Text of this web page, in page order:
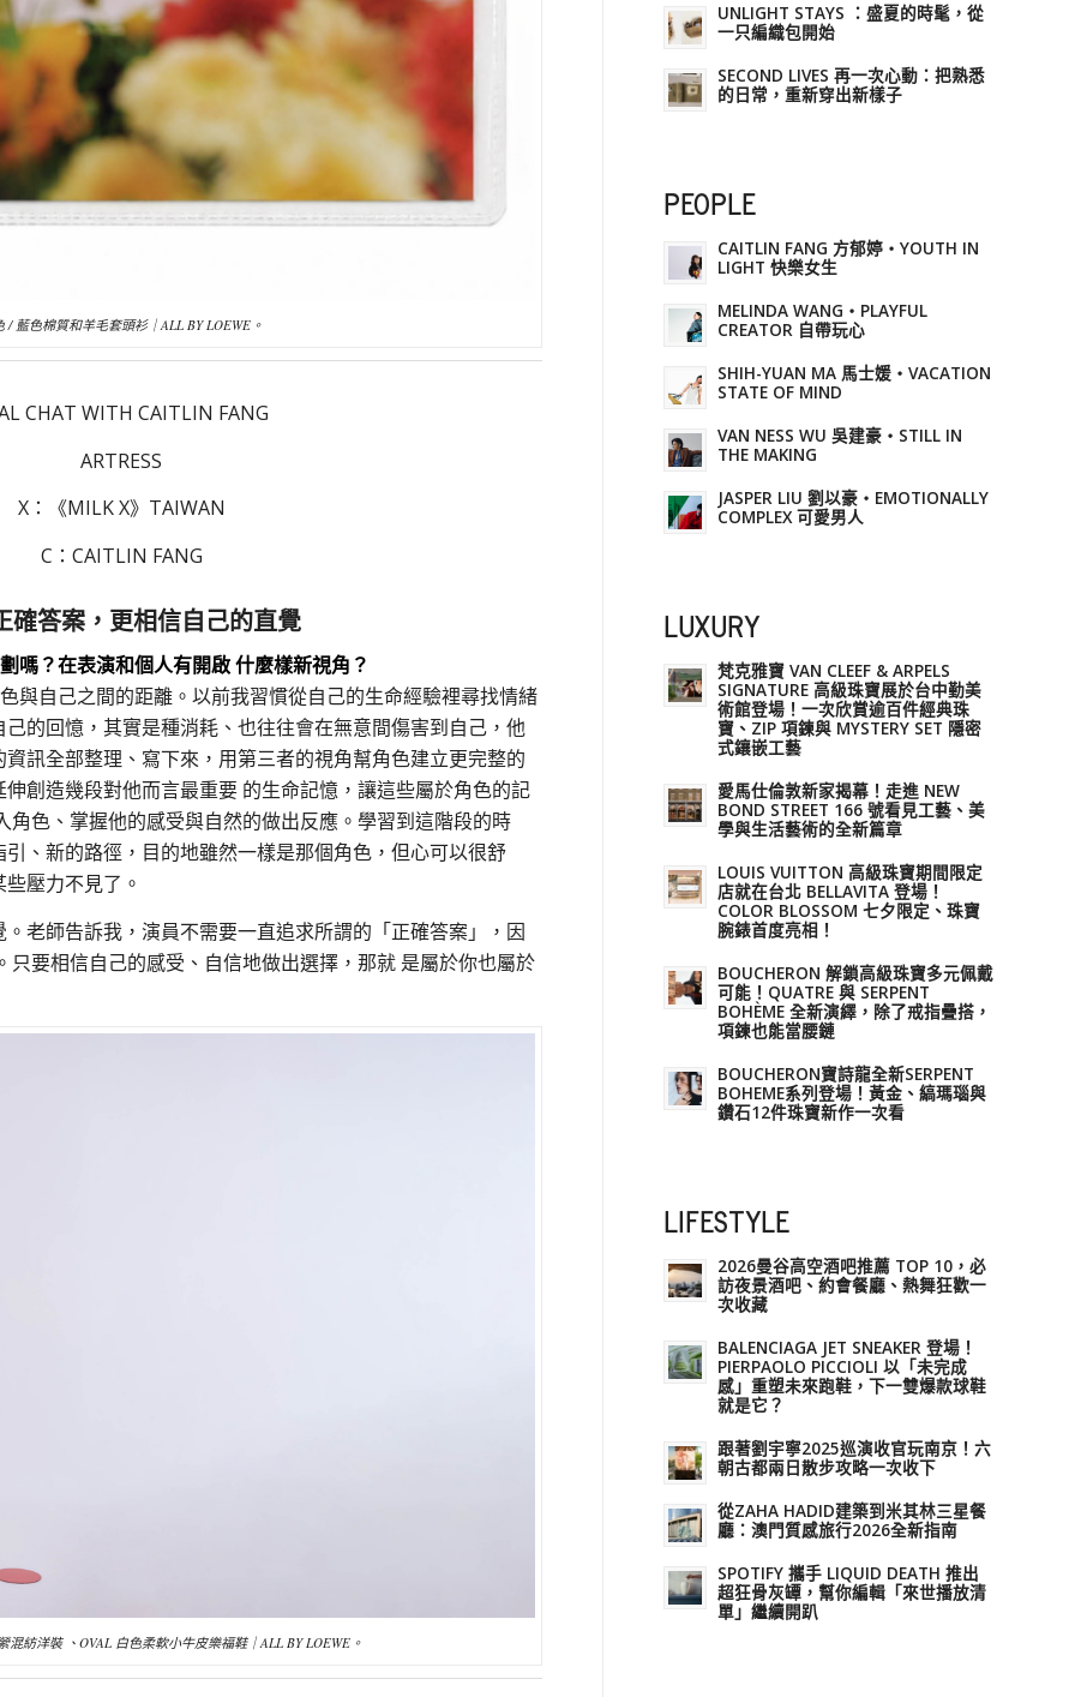
/ 藍色棉質和羊毛套頭衫｜ALL BY LOEWE。
CHAT WITH CAITLIN FANG
ARTRESS
X：《MILK X》TAIWAN
C：CAITLIN FANG
確答案，更相信自己的直覺
嗎？在表演和個人有開啟 什麼樣新視角？
與自己之間的距離。以前我習慣從自己的生命經驗裡尋找情緒
的回憶，其實是種消耗、也往往會在無意間傷害到自己，他
訊全部整理、寫下來，用第三者的視角幫角色建立更完整的
創造幾段對他而言最重要 的生命記憶，讓這些屬於角色的記
角色、掌握他的感受與自然的做出反應。學習到這階段的時
、新的路徑，目的地雖然一樣是那個角色，但心可以很舒
壓力不見了。
老師告訴我，演員不需要一直追求所謂的「正確答案」，因
只要相信自己的感受、自信地做出選擇，那就 是屬於你也屬於
混紡洋裝 、OVAL 白色柔軟小牛皮樂福鞋｜ALL BY LOEWE。
UNLIGHT STAYS ：盛夏的時髦，從
一只編織包開始
SECOND LIVES 再一次心動：把熟悉
的日常，重新穿出新樣子
PEOPLE
CAITLIN FANG 方郁婷・YOUTH IN
LIGHT 快樂女生
MELINDA WANG・PLAYFUL
CREATOR 自帶玩心
SHIH-YUAN MA 馬士媛・VACATION
STATE OF MIND
VAN NESS WU 吳建豪・STILL IN
THE MAKING
JASPER LIU 劉以豪・EMOTIONALLY
COMPLEX 可愛男人
LUXURY
梵克雅寶 VAN CLEEF & ARPELS
SIGNATURE 高級珠寶展於台中勤美
術館登場！一次欣賞逾百件經典珠
寶、ZIP 項鍊與 MYSTERY SET 隱密
式鑲嵌工藝
愛馬仕倫敦新家揭幕！走進 NEW
BOND STREET 166 號看見工藝、美
學與生活藝術的全新篇章
LOUIS VUITTON 高級珠寶期間限定
店就在台北 BELLAVITA 登場！
COLOR BLOSSOM 七夕限定、珠寶
腕錶首度亮相！
BOUCHERON 解鎖高級珠寶多元佩戴
可能！QUATRE 與 SERPENT
BOHÈME 全新演繹，除了戒指疊搭，
項鍊也能當腰鏈
BOUCHERON寶詩龍全新SERPENT
BOHEME系列登場！黃金、縞瑪瑙與
鑽石12件珠寶新作一次看
LIFESTYLE
2026曼谷高空酒吧推薦 TOP 10，必
訪夜景酒吧、約會餐廳、熱舞狂歡一
次收藏
BALENCIAGA JET SNEAKER 登場！
PIERPAOLO PICCIOLI 以「未完成
感」重塑未來跑鞋，下一雙爆款球鞋
就是它？
跟著劉宇寧2025巡演收官玩南京！六
朝古都兩日散步攻略一次收下
從ZAHA HADID建築到米其林三星餐
廳：澳門質感旅行2026全新指南
SPOTIFY 攜手 LIQUID DEATH 推出
超狂骨灰罈，幫你編輯「來世播放清
單」繼續開趴